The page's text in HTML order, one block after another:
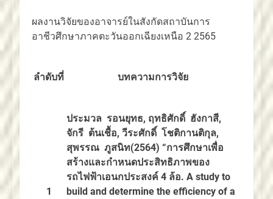
ผลงานวิจัยของอาจารย์ในสังกัดสถาบันการ
อาชีวศึกษาภาคตะวันออกเฉียงเหนือ 2 2565
ลำดับที่ บทความการวิจัย
1
ประมวล รอนยุทธ, ฤทธิศักดิ์ ฮังกาสี,
จักรี ต้นเชื้อ, วีระศักดิ์ โชติกานติกุล,
สุพรรณ ภูสนิท(2564) “การศึกษาเพื่อ
สร้างและกำหนดประสิทธิภาพของ
รถไฟฟ้าเอนกประสงค์ 4 ล้อ. A study to
build and determine the efficiency of a